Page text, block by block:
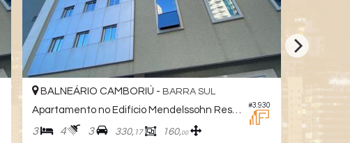
#3.930
BALNEÁRIO CAMBORIÚ - BARRA SUL
Apartamento no Edifício Mendelssohn Residence
3 4 3 330,17 160,00 3